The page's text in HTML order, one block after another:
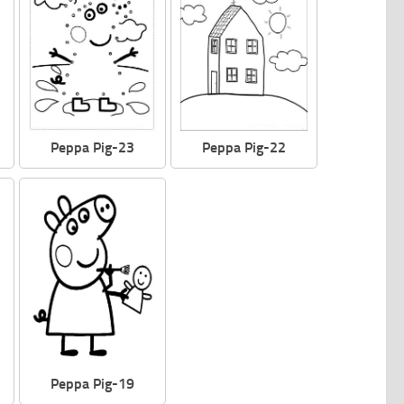
Peppa Pig-23 Peppa Pig-22
Peppa Pig-19